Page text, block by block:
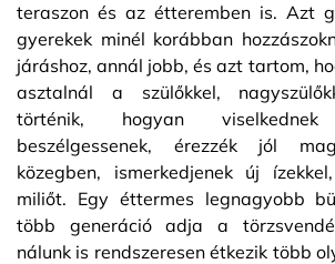
teraszon és az étteremben is. Azt
gyerekek minél korábban
járáshoz, annál jobb, és azt tartom,
asztalnál a szülőkkel,
történik, hogyan
beszélgessenek, érezzék jól
közegben, ismerkedjenek új
miliőt. Egy éttermes legnagyobb
több generáció adja a
nálunk is rendszeresen étkezik több